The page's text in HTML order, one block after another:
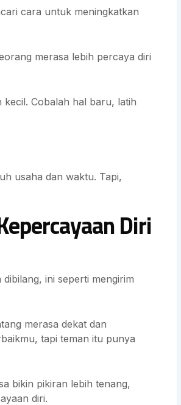
cara untuk meningkatkan
merasa lebih percaya diri
Cobalah hal baru, latih
usaha dan waktu. Tapi,
Diri
ini seperti mengirim
merasa dekat dan
tapi teman itu punya
bikin pikiran lebih tenang,
diri.